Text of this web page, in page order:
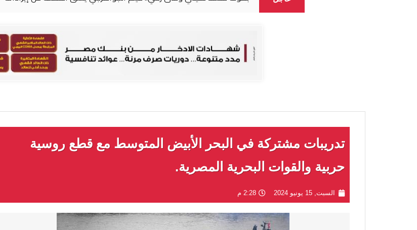
تدريبات مشتركة في البحر الأبيض المتوسط مع قطع روسية
حربية والقوات البحرية المصرية.
السبت, 15 يونيو 2024 2:28 م